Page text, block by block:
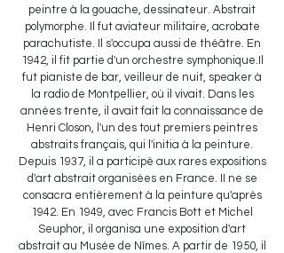
peintre à la gouache, dessinateur. Abstrait
polymorphe. Il fut aviateur militaire, acrobate
parachutiste. Il s'occupa aussi de théâtre. En
1942, il fit partie d'un orchestre symphonique.Il
fut pianiste de bar, veilleur de nuit, speaker à
la radio de Montpellier, où il vivait. Dans les
années trente, il avait fait la connaissance de
Henri Closon, l'un des tout premiers peintres
abstraits français, qui l'initia à la peinture.
Depuis 1937, il a participé aux rares expositions
d'art abstrait organisées en France. II ne se
consacra entièrement à la peinture qu'après
1942. En 1949, avec Francis Bott et Michel
Seuphor, il organisa une exposition d'art
abstrait au Musée de Nîmes. A partir de 1950, il